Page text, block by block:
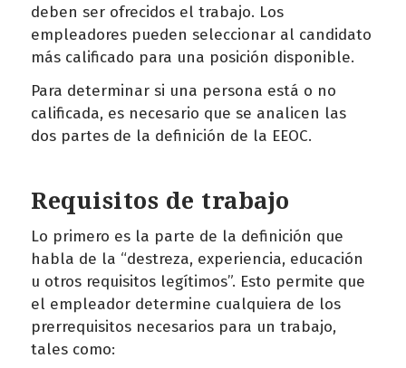
deben ser ofrecidos el trabajo. Los
empleadores pueden seleccionar al candidato
más calificado para una posición disponible.
Para determinar si una persona está o no
calificada, es necesario que se analicen las
dos partes de la definición de la EEOC.
Requisitos de trabajo
Lo primero es la parte de la definición que
habla de la “destreza, experiencia, educación
u otros requisitos legítimos”. Esto permite que
el empleador determine cualquiera de los
prerrequisitos necesarios para un trabajo,
tales como: